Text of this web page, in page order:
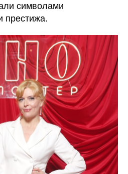
символами
престижа.